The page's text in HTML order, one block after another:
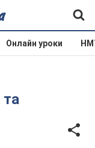
Онлайн уроки